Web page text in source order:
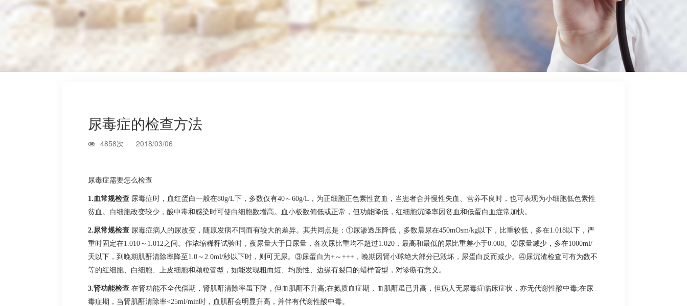
尿毒症的检查方法
4858次 2018/03/06
尿毒症需要怎么检查
1.血常规检查 尿毒症时，血红蛋白一般在80g/L下，多数仅有40～60g/L，为正细胞正色素性贫血，当患者合并慢性失血、营养不良时，也可表现为小细胞低色素性
贫血。白细胞改变较少，酸中毒和感染时可使白细胞数增高。血小板数偏低或正常，但功能降低，红细胞沉降率因贫血和低蛋白血症常加快。
2.尿常规检查 尿毒症病人的尿改变，随原发病不同而有较大的差异。其共同点是：①尿渗透压降低，多数晨尿在450mOsm/kg以下，比重较低，多在1.018以下，严
重时固定在1.010～1.012之间。作浓缩稀释试验时，夜尿量大于日尿量，各次尿比重均不超过1.020，最高和最低的尿比重差小于0.008。②尿量减少，多在1000ml/
天以下，到晚期肌酐清除率降至1.0～2.0ml/秒以下时，则可无尿。③尿蛋白为+～+++，晚期因肾小球绝大部分已毁坏，尿蛋白反而减少。④尿沉渣检查可有为数不
等的红细胞、白细胞、上皮细胞和颗粒管型，如能发现粗而短、均质性、边缘有裂口的蜡样管型，对诊断有意义。
3.肾功能检查 在肾功能不全代偿期，肾肌酐清除率虽下降，但血肌酐不升高;在氮质血症期，血肌酐虽已升高，但病人无尿毒症临床症状，亦无代谢性酸中毒;在尿
毒症期，当肾肌酐清除率<25ml/min时，血肌酐会明显升高，并伴有代谢性酸中毒。